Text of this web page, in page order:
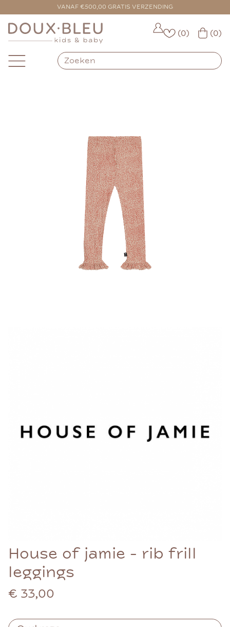
VANAF €500,00 GRATIS VERZENDING
VOOR 16:00 BESTELD = VANDAAG VERZONDEN
(0) (0)
House of jamie - rib frill
leggings
€ 33,00